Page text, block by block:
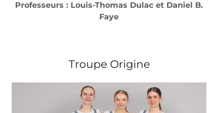
Professeurs : Louis-Thomas Dulac et Daniel B.
Faye
Troupe Origine